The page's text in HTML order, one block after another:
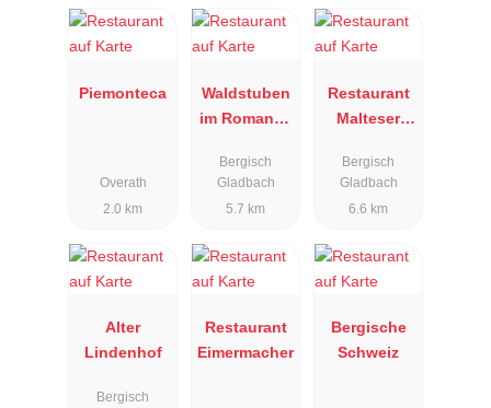
Piemonteca
Overath
2.0 km
Waldstuben
im Romantik
Mangold
Bergisch
Gladbach
5.7 km
Restaurant
Malteser
Bergisch
Gladbach
6.6 km
Alter
Lindenhof
Bergisch
Restaurant
Eimermacher
Bergische
Schweiz